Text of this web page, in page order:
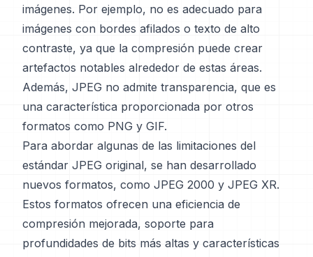
imágenes. Por ejemplo, no es adecuado para
imágenes con bordes afilados o texto de alto
contraste, ya que la compresión puede crear
artefactos notables alrededor de estas áreas.
Además, JPEG no admite transparencia, que es
una característica proporcionada por otros
formatos como PNG y GIF.
Para abordar algunas de las limitaciones del
estándar JPEG original, se han desarrollado
nuevos formatos, como JPEG 2000 y JPEG XR.
Estos formatos ofrecen una eficiencia de
compresión mejorada, soporte para
profundidades de bits más altas y características